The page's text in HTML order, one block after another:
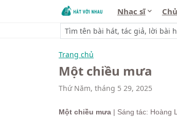
Nhạc sĩ
Trang chủ
Một chiều mưa
Thứ Năm, tháng 5 29, 2025
Một chiều mưa | Sáng tác: Hoàng